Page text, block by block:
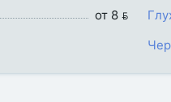
от 8 